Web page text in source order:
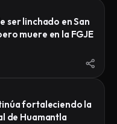
ser linchado en San
muere en la FGJE
fortaleciendo la
de Huamantla